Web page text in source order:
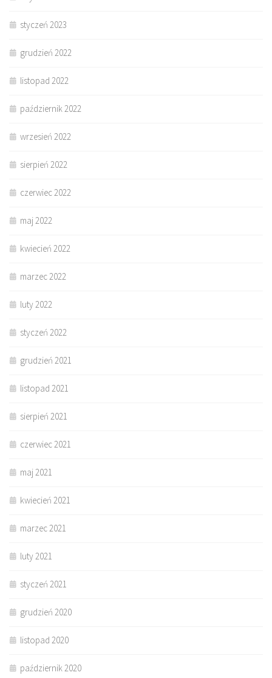
styczeń 2023
grudzień 2022
listopad 2022
październik 2022
wrzesień 2022
sierpień 2022
czerwiec 2022
maj 2022
kwiecień 2022
marzec 2022
luty 2022
styczeń 2022
grudzień 2021
listopad 2021
sierpień 2021
czerwiec 2021
maj 2021
kwiecień 2021
marzec 2021
luty 2021
styczeń 2021
grudzień 2020
listopad 2020
październik 2020